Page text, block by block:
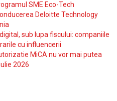
SME Eco-Tech
Deloitte Technology
sub lupa fiscului: companiile
cu influencerii
MiCA nu vor mai putea
2026